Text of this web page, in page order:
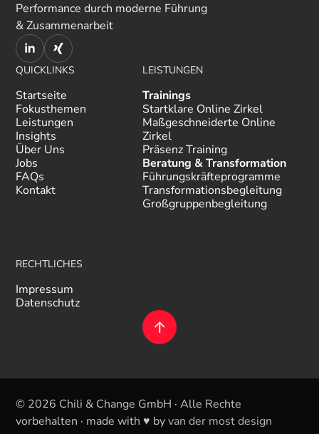
Performance durch moderne Führung
& Zusammenarbeit
QUICKLINKS
Startseite
Fokusthemen
Leistungen
Insights
Über Uns
Jobs
FAQs
Kontakt
LEISTUNGEN
Trainings
Startklare Online Zirkel
Maßgeschneiderte Online
Zirkel
Präsenz Training
Beratung & Transformation
Führungskräfteprogramme
Transformationsbegleitung
Großgruppenbegleitung
RECHTLICHES
Impressum
Datenschutz
© 2026 Chili & Change GmbH · Alle Rechte
vorbehalten · made with ♥ byvan der most design